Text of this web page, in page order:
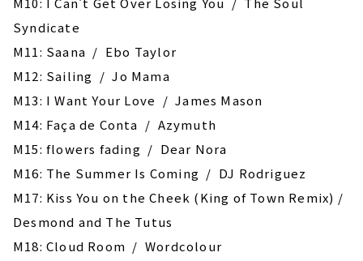
Syndicate
M11: Saana / Ebo Taylor
M12: Sailing / Jo Mama
M13: I Want Your Love / James Mason
M14: Faça de Conta / Azymuth
M15: flowers fading / Dear Nora
M16: The Summer Is Coming / DJ Rodriguez
M17: Kiss You on the Cheek (King of Town Remix) /
Desmond and The Tutus
M18: Cloud Room / Wordcolour